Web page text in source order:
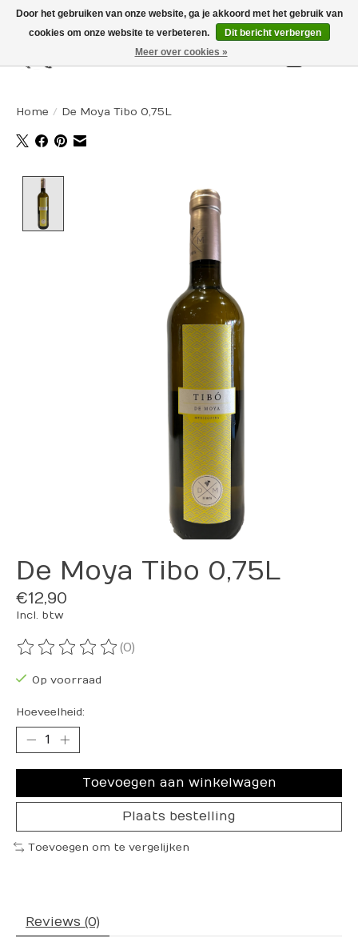
Home / De Moya Tibo 0,75L
De Moya Tibo 0,75L
€12,90
Incl. btw
De beoordeling van dit product is
(0)
Op voorraad
Hoeveelheid:
Toevoegen aan winkelwagen
Plaats bestelling
Toevoegen om te vergelijken
Reviews (0)
Door het gebruiken van onze website, ga je akkoord met het gebruik van
cookies om onze website te verbeteren.
Dit bericht verbergen
Meer over cookies »